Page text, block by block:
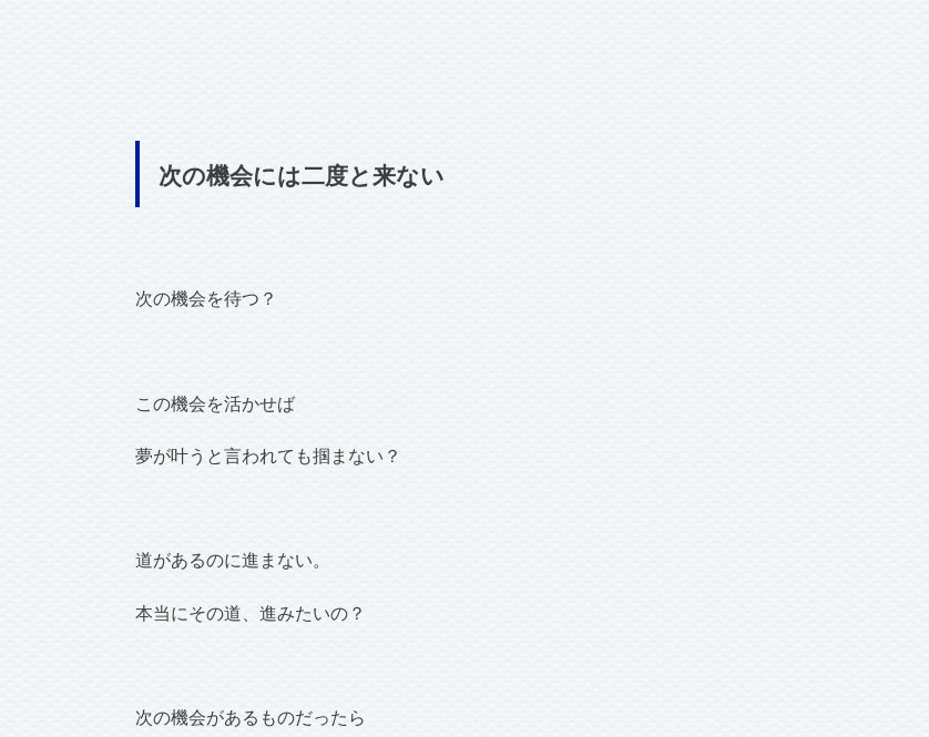
次の機会には二度と来ない
次の機会を待つ？
この機会を活かせば
夢が叶うと言われても掴まない？
道があるのに進まない。
本当にその道、進みたいの？
次の機会があるものだったら